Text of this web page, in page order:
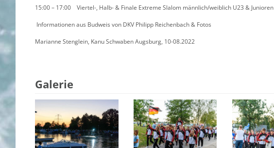
15:00 – 17:00 Viertel-, Halb- & Finale Extreme Slalom männlich/weiblich U23 & Junioren
Informationen aus Budweis von DKV Philipp Reichenbach & Fotos
Marianne Stenglein, Kanu Schwaben Augsburg, 10-08.2022
Galerie